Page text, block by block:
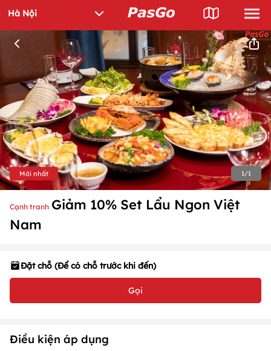
Mới nhất 1/1
Cạnh tranh Giảm 10% Set Lẩu Ngon Việt
Nam
Đặt chỗ (Để có chỗ trước khi đến)
Gọi
Điều kiện áp dụng